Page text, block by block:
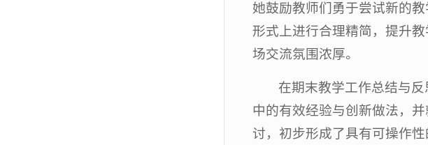
她鼓励教师们勇于尝试新的
形式上进行合理精简，提升
场交流氛围浓厚。
在期末教学工作总结与
中的有效经验与创新做法，
讨，初步形成了具有可操作